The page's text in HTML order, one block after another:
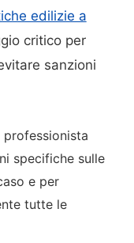
edilizie a
critico per
sanzioni
professionista
specifiche sulle
e per
tutte le